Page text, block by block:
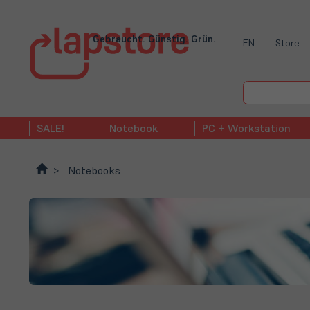
Gebraucht. Günstig. Grün. EN Store
SALE! Notebook PC + Workstation
Notebooks